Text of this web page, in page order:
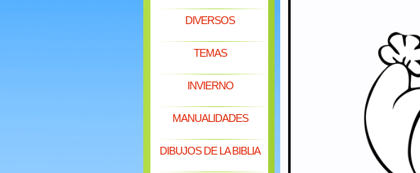
DIVERSOS
TEMAS
INVIERNO
MANUALIDADES
DIBUJOS DE LA BIBLIA